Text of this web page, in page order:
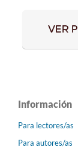
Información
Para lectores/as
Para autores/as